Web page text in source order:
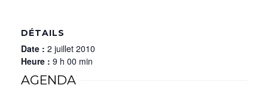
DÉTAILS
Date : 2 juillet 2010
Heure : 9 h 00 min
AGENDA